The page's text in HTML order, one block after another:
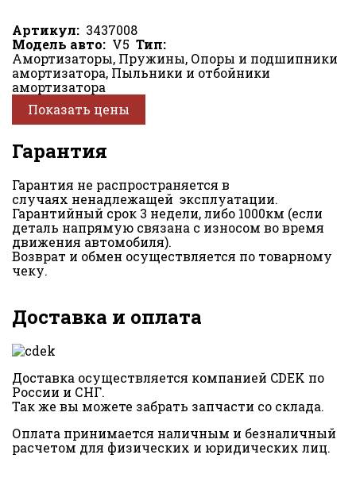
Артикул
3437008
Модель авто
V5 Тип
Амортизаторы, Пружины, Опоры и подшипники
амортизатора, Пыльники и отбойники
амортизатора
Показать цены
Гарантия
Гарантия не распространяется в
случаях ненадлежащей эксплуатации.
Гарантийный срок 3 недели, либо 1000км (если
деталь напрямую связана с износом во время
движения автомобиля).
Возврат и обмен осуществляется по товарному
чеку.
Доставка и оплата
Доставка осуществляется компанией CDEK по
России и СНГ.
Так же вы можете забрать запчасти со склада.
Оплата принимается наличным и безналичный
расчетом для физических и юридических лиц.